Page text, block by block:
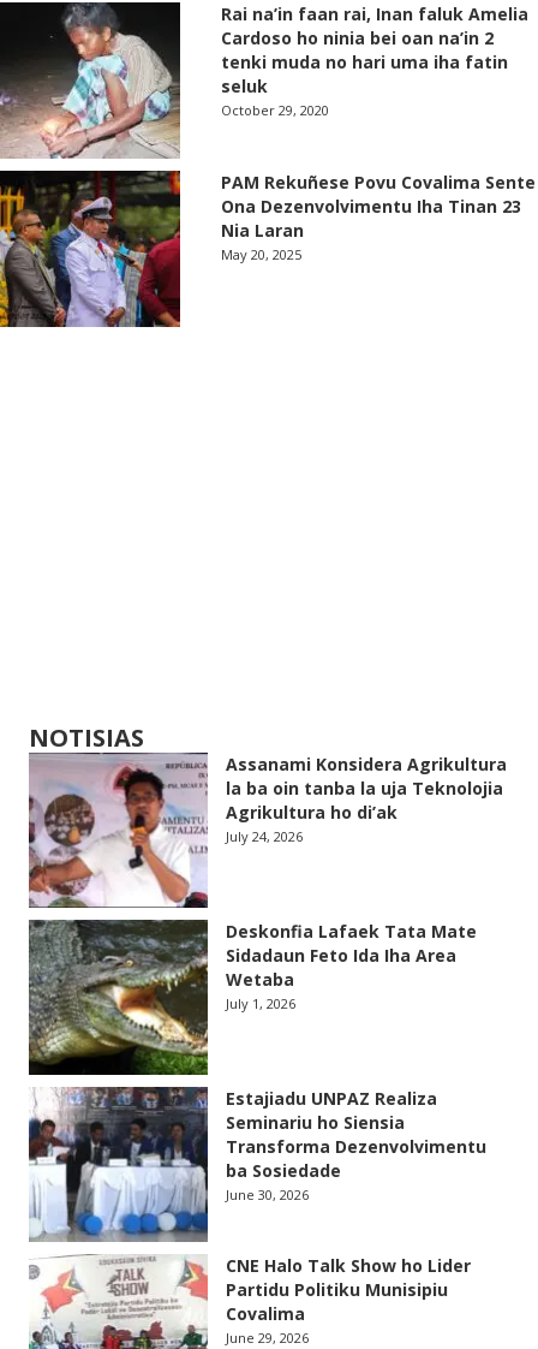
Rai na’in faan rai, Inan faluk Amelia
Cardoso ho ninia bei oan na’in 2
tenki muda no hari uma iha fatin
seluk
October 29, 2020
PAM Rekuñese Povu Covalima Sente
Ona Dezenvolvimentu Iha Tinan 23
Nia Laran
May 20, 2025
NOTISIAS
Assanami Konsidera Agrikultura
la ba oin tanba la uja Teknolojia
Agrikultura ho di’ak
July 24, 2026
Deskonfia Lafaek Tata Mate
Sidadaun Feto Ida Iha Area
Wetaba
July 1, 2026
Estajiadu UNPAZ Realiza
Seminariu ho Siensia
Transforma Dezenvolvimentu
ba Sosiedade
June 30, 2026
CNE Halo Talk Show ho Lider
Partidu Politiku Munisipiu
Covalima
June 29, 2026